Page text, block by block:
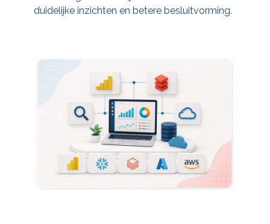
duidelijke inzichten en betere besluitvorming.